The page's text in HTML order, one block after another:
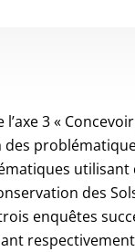
3 «
utilisant
des
enquêtes